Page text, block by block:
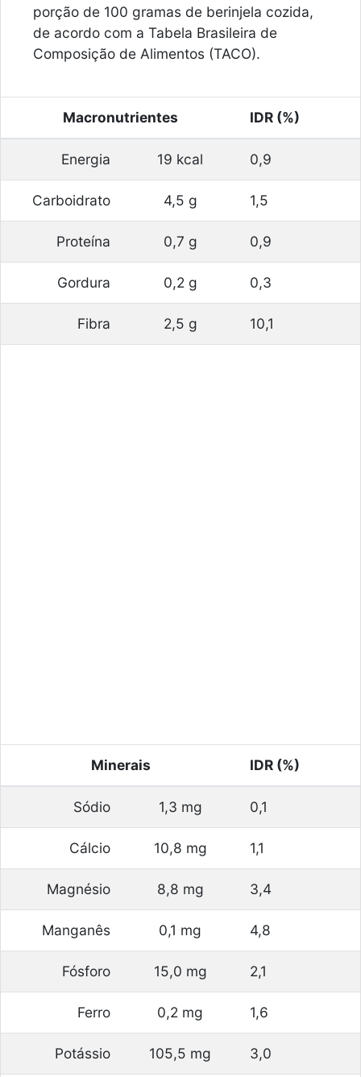
porção de 100 gramas de berinjela cozida,
de acordo com a Tabela Brasileira de
Composição de Alimentos (TACO).
Macronutrientes IDR (%)
Energia 19 kcal 0,9
Carboidrato 4,5 g 1,5
Proteína 0,7 g 0,9
Gordura 0,2 g 0,3
Fibra 2,5 g 10,1
Minerais IDR (%)
Sódio 1,3 mg 0,1
Cálcio 10,8 mg 1,1
Magnésio 8,8 mg 3,4
Manganês 0,1 mg 4,8
Fósforo 15,0 mg 2,1
Ferro 0,2 mg 1,6
Potássio 105,5 mg 3,0